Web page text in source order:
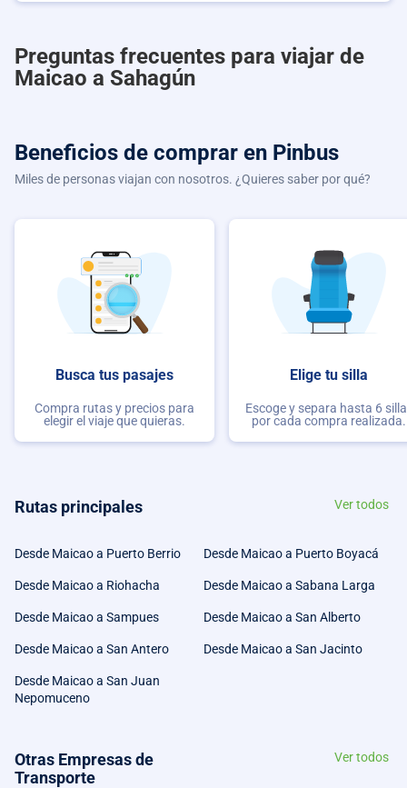
Preguntas frecuentes para viajar de
Maicao a Sahagún
Beneficios de comprar en Pinbus
Miles de personas viajan con nosotros. ¿Quieres saber por qué?
Busca tus pasajes
Compra rutas y precios para
elegir el viaje que quieras.
Elige tu silla
Escoge y separa hasta 6
por cada compra realizada.
Rutas principales Ver todos
Desde Maicao a Puerto Berrio Desde Maicao a Puerto Boyacá
Desde Maicao a Riohacha Desde Maicao a Sabana Larga
Desde Maicao a Sampues Desde Maicao a San Alberto
Desde Maicao a San Antero Desde Maicao a San Jacinto
Desde Maicao a San Juan
Nepomuceno
Otras Empresas de
Transporte
Ver todos